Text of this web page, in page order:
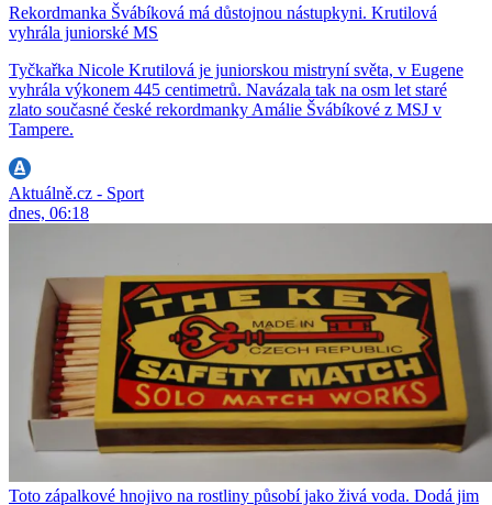
Rekordmanka Švábíková má důstojnou nástupkyni. Krutilová
vyhrála juniorské MS
Tyčkařka Nicole Krutilová je juniorskou mistryní světa, v Eugene
vyhrála výkonem 445 centimetrů. Navázala tak na osm let staré
zlato současné české rekordmanky Amálie Švábíkové z MSJ v
Tampere.
Aktuálně.cz - Sport
dnes, 06:18
Toto zápalkové hnojivo na rostliny působí jako živá voda. Dodá jim